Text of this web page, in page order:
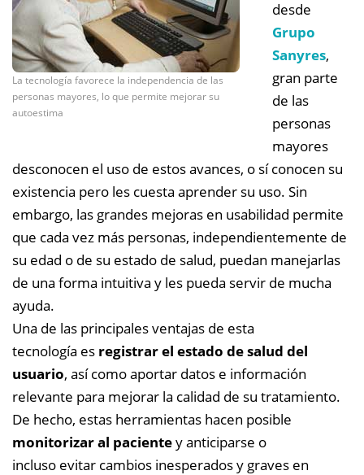
La tecnología favorece la independencia de las
personas mayores, lo que permite mejorar su
autoestima
desde
Grupo
Sanyres,
gran parte
de las
personas
mayores
desconocen el uso de estos avances, o sí conocen su
existencia pero les cuesta aprender su uso. Sin
embargo, las grandes mejoras en usabilidad permite
que cada vez más personas, independientemente de
su edad o de su estado de salud, puedan manejarlas
de una forma intuitiva y les pueda servir de mucha
ayuda.
Una de las principales ventajas de esta
tecnología es registrar el estado de salud del
usuario, así como aportar datos e información
relevante para mejorar la calidad de su tratamiento.
De hecho, estas herramientas hacen posible
monitorizar al pacientey anticiparse o
incluso evitar cambios inesperados y graves en